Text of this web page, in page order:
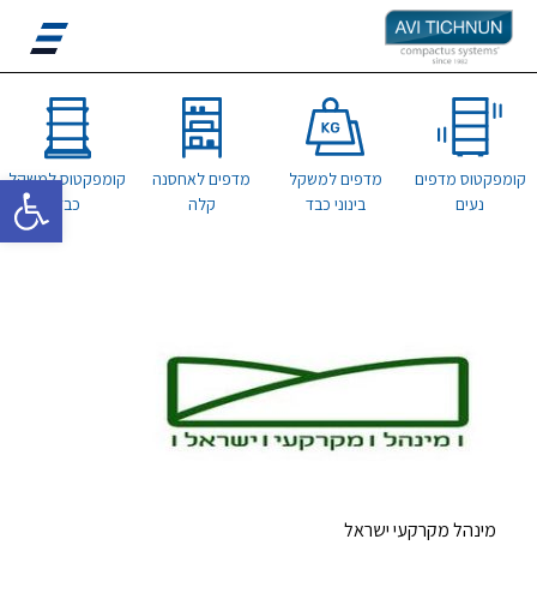
פתח
קומפקטוס מדפים
נעים
מדפים למשקל
בינוני כבד
מדפים לאחסנה
קלה
קומפקטוס למשקל
כבד
מינהל מקרקעי ישראל